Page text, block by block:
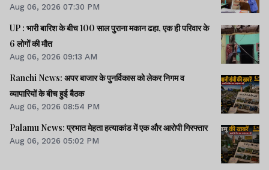
Aug 06, 2026 07:30 PM
UP : भारी बारिश के बीच 100 साल पुराना मकान ढहा, एक ही परिवार के
6 लोगों की मौत
Aug 06, 2026 09:13 AM
Ranchi News: अपर बाजार के पुनर्विकास को लेकर निगम व
व्यापारियों के बीच हुई बैठक
Aug 06, 2026 08:54 PM
Palamu News: प्रभात मेहता हत्याकांड में एक और आरोपी गिरफ्तार
Aug 06, 2026 05:02 PM